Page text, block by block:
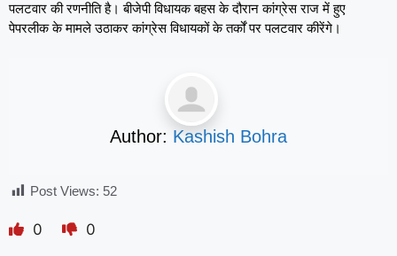
पलटवार की रणनीति है। बीजेपी विधायक बहस के दौरान कांग्रेस राज में हुए
पेपरलीक के मामले उठाकर कांग्रेस विधायकों के तर्कों पर पलटवार कीरेंगे।
Author: Kashish Bohra
Post Views: 52
0 0